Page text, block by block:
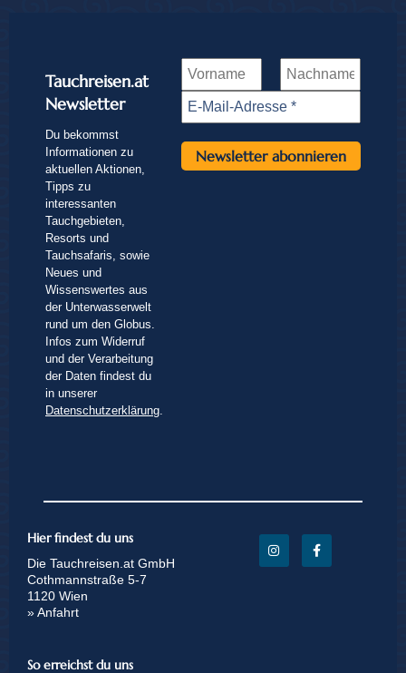
Tauchreisen.at
Newsletter
Du bekommst
Informationen zu
aktuellen Aktionen,
Tipps zu
interessanten
Tauchgebieten,
Resorts und
Tauchsafaris, sowie
Neues und
Wissenswertes aus
der Unterwasserwelt
rund um den Globus.
Infos zum Widerruf
und der Verarbeitung
der Daten findest du
in unserer
Datenschutzerklärung.
Hier findest du uns
Die Tauchreisen.at GmbH
Cothmannstraße 5-7
1120 Wien
» Anfahrt
So erreichst du uns